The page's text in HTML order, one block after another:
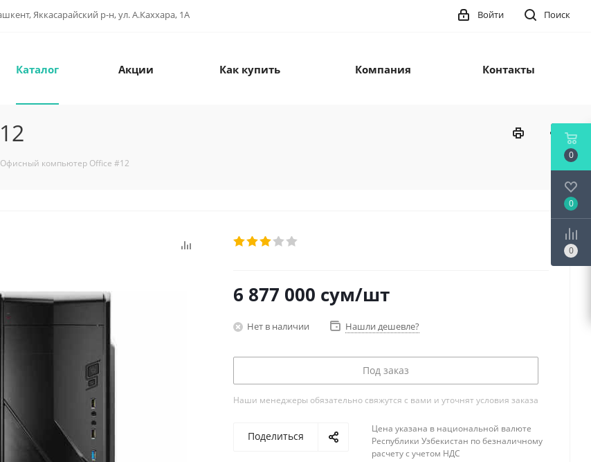
Яккасарайский р-н, ул. А.Каххара, 1А Поиск
Войти
Каталог Акции Как купить Компания Контакты
Офисный компьютер Office #12
6 877 000 сум/шт
Нет в наличии Нашли дешевле?
Под заказ
Наши менеджеры обязательно свяжутся с вами и уточнят условия заказа
Поделиться
Цена указана в национальной валюте
Республики Узбекистан по безналичному
расчету с учетом НДС
0
0
0